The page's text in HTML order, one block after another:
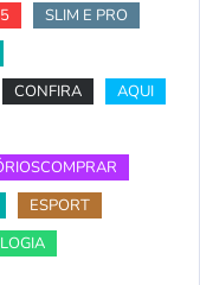
SLIM E PRO
CONFIRA
AQUI
ESPORT